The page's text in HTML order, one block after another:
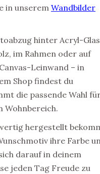
in unserem Wandbilder
hinter Acryl-
im Rahmen oder auf
Leinwand – in
Shop findest du
die passende Wahl
Wohnbereich.
hergestellt
ihre Farbe
darauf in deinem
jeden Tag Freude zu